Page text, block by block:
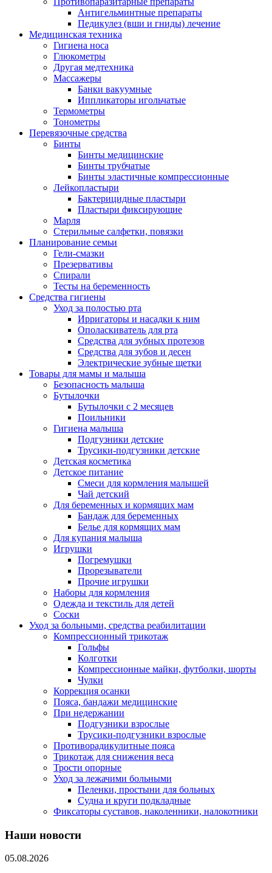
Антигельминтные препараты
Педикулез (вши и гниды) лечение
Медицинская техника
Гигиена носа
Глюкометры
Другая медтехника
Массажеры
Банки вакуумные
Иппликаторы игольчатые
Термометры
Тонометры
Перевязочные средства
Бинты
Бинты медицинские
Бинты трубчатые
Бинты эластичные компрессионные
Лейкопластыри
Бактерицидные пластыри
Пластыри фиксирующие
Марля
Стерильные салфетки, повязки
Планирование семьи
Гели-смазки
Презервативы
Спирали
Тесты на беременность
Средства гигиены
Уход за полостью рта
Ирригаторы и насадки к ним
Ополаскиватель для рта
Средства для зубных протезов
Средства для зубов и десен
Электрические зубные щетки
Товары для мамы и малыша
Безопасность малыша
Бутылочки
Бутылочки с 2 месяцев
Поильники
Гигиена малыша
Подгузники детские
Трусики-подгузники детские
Детская косметика
Детское питание
Смеси для кормления малышей
Чай детский
Для беременных и кормящих мам
Бандаж для беременных
Белье для кормящих мам
Для купания малыша
Игрушки
Погремушки
Прорезыватели
Прочие игрушки
Наборы для кормления
Одежда и текстиль для детей
Соски
Уход за больными, средства реабилитации
Компрессионный трикотаж
Гольфы
Колготки
Компрессионные майки, футболки, шорты
Чулки
Коррекция осанки
Пояса, бандажи медицинские
При недержании
Подгузники взрослые
Трусики-подгузники взрослые
Противорадикулитные пояса
Трикотаж для снижения веса
Трости опорные
Уход за лежачими больными
Пеленки, простыни для больных
Судна и круги подкладные
Фиксаторы суставов, наколенники, налокотники
Наши новости
05.08.2026